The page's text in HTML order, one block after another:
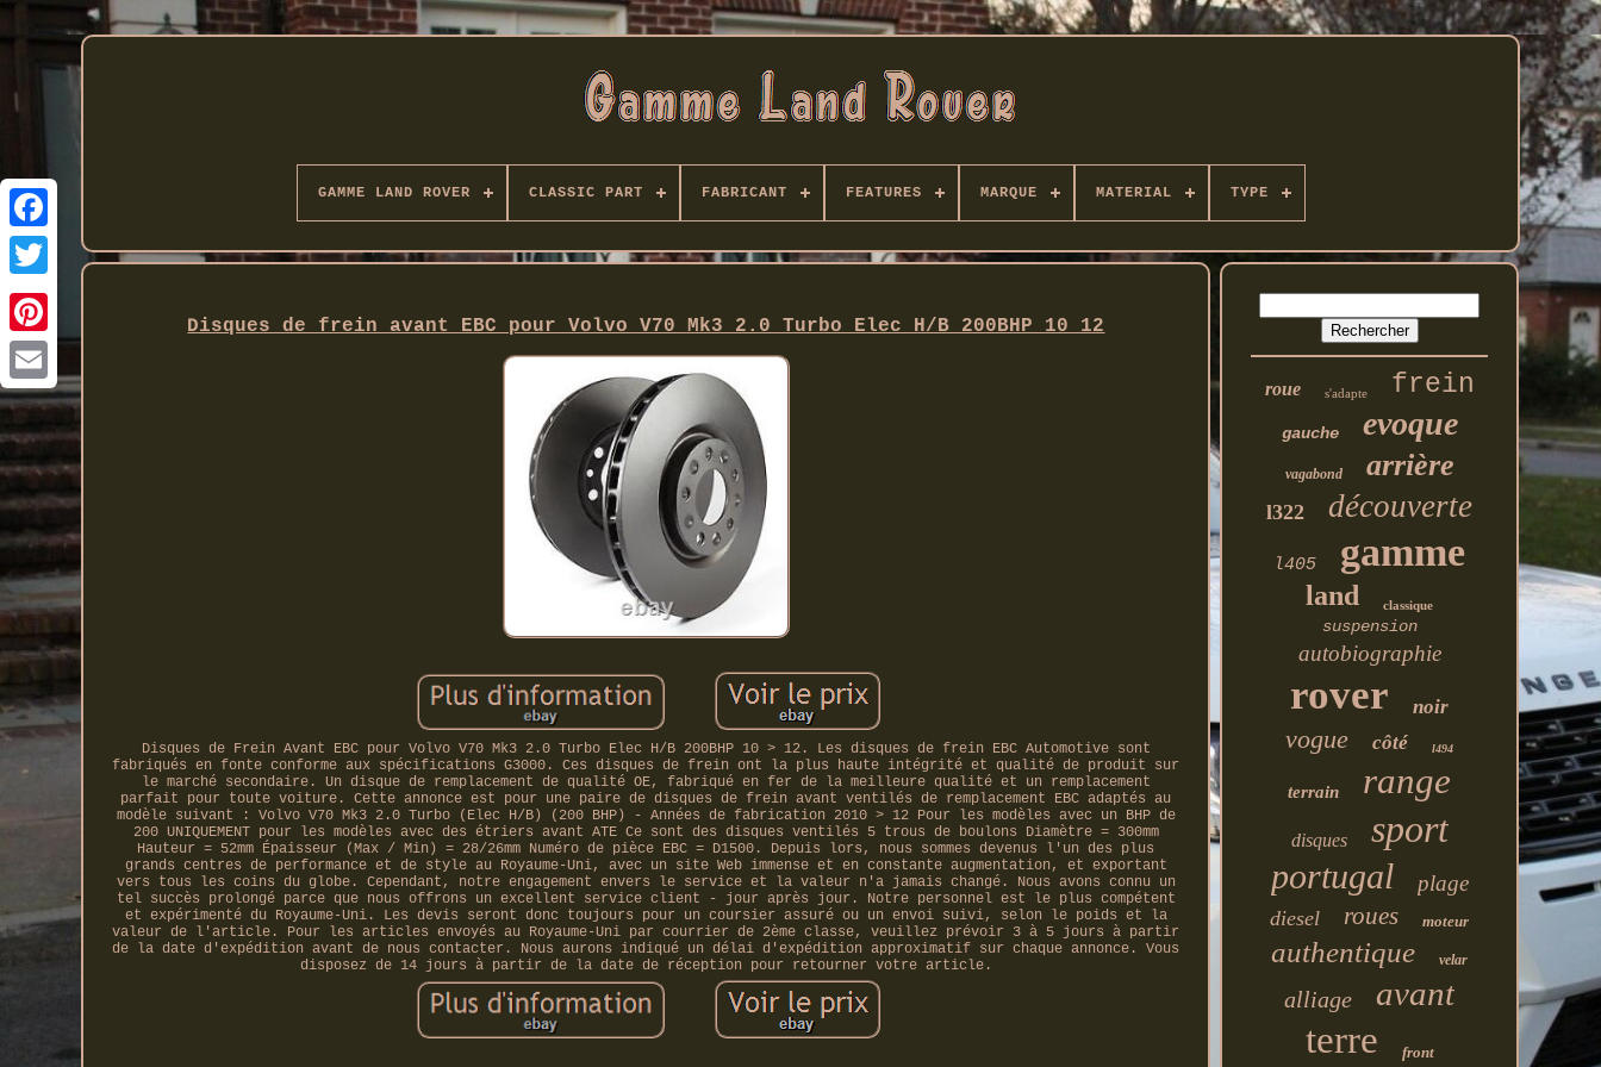
Twitter
GAMME LAND ROVER CLASSIC PART FABRICANT FEATURES MARQUE MATERIAL TYPE
Disques de frein avant EBC pour Volvo V70 Mk3 2.0 Turbo Elec H/B 200BHP 10 12
Disques de Frein Avant EBC pour Volvo V70 Mk3 2.0 Turbo Elec H/B 200BHP 10 > 12. Les disques de frein EBC Automotive sont
fabriqués en fonte conforme aux spécifications G3000. Ces disques de frein ont la plus haute intégrité et qualité de produit sur
le marché secondaire. Un disque de remplacement de qualité OE, fabriqué en fer de la meilleure qualité et un remplacement
parfait pour toute voiture. Cette annonce est pour une paire de disques de frein avant ventilés de remplacement EBC adaptés au
modèle suivant : Volvo V70 Mk3 2.0 Turbo (Elec H/B) (200 BHP) - Années de fabrication 2010 > 12 Pour les modèles avec un BHP de
200 UNIQUEMENT pour les modèles avec des étriers avant ATE Ce sont des disques ventilés 5 trous de boulons Diamètre = 300mm
Hauteur = 52mm Épaisseur (Max / Min) = 28/26mm Numéro de pièce EBC = D1500. Depuis lors, nous sommes devenus l'un des plus
grands centres de performance et de style au Royaume-Uni, avec un site Web immense et en constante augmentation, et exportant
vers tous les coins du globe. Cependant, notre engagement envers le service et la valeur n'a jamais changé. Nous avons connu un
tel succès prolongé parce que nous offrons un excellent service client - jour après jour. Notre personnel est le plus compétent
et expérimenté du Royaume-Uni. Les devis seront donc toujours pour un coursier assuré ou un envoi suivi, selon le poids et la
valeur de l'article. Pour les articles envoyés au Royaume-Uni par courrier de 2ème classe, veuillez prévoir 3 à 5 jours à partir
de la date d'expédition avant de nous contacter. Nous aurons indiqué un délai d'expédition approximatif sur chaque annonce. Vous
disposez de 14 jours à partir de la date de réception pour retourner votre article.
roue s'adapte frein
gauche evoque
vagabond arrière
l322 découverte
l405 gamme
land classique
suspension
autobiographie
rover noir
vogue côté l494
terrain range
disques sport
portugal plage
diesel roues moteur
authentique velar
alliage avant
terre front